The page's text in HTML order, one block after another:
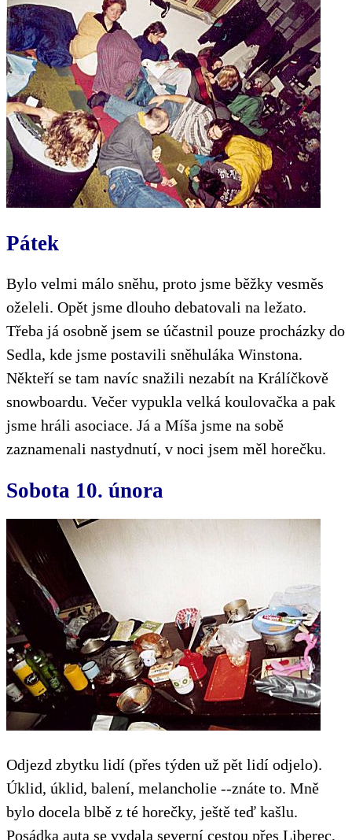
Pátek
Bylo velmi málo sněhu, proto jsme běžky vesměs
oželeli. Opět jsme dlouho debatovali na ležato.
Třeba já osobně jsem se účastnil pouze procházky do
Sedla, kde jsme postavili sněhuláka Winstona.
Někteří se tam navíc snažili nezabít na Králíčkově
snowboardu. Večer vypukla velká koulovačka a pak
jsme hráli asociace. Já a Míša jsme na sobě
zaznamenali nastydnutí, v noci jsem měl horečku.
Sobota 10. února
Odjezd zbytku lidí (přes týden už pět lidí odjelo).
Úklid, úklid, balení, melancholie --znáte to. Mně
bylo docela blbě z té horečky, ještě teď kašlu.
Posádka auta se vydala severní cestou přes Liberec,